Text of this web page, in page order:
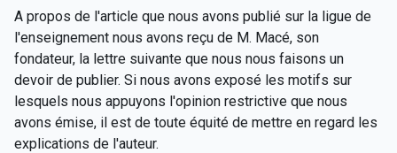
A propos de l'article que nous avons publié sur la ligue de
l'enseignement nous avons reçu de M. Macé, son
fondateur, la lettre suivante que nous nous faisons un
devoir de publier. Si nous avons exposé les motifs sur
lesquels nous appuyons l'opinion restrictive que nous
avons émise, il est de toute équité de mettre en regard les
explications de l'auteur.